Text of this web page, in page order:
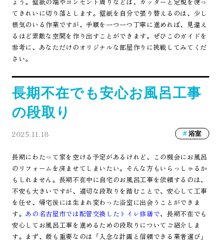
てきれいに切り落とします。壁紙を自分で張り替えるのは、少し
根気のいる作業ですが、手順を一つ一つ丁寧に進めれば、見違え
るほど素敵な空間を作り出すことができます。ぜひこのガイドを
参考に、あなただけのオリジナルな部屋作りに挑戦してみてくだ
さい。
長期不在でも安心お風呂工事
の段取り
2025.11.18 浴室
長期にわたって家を空ける予定があるけれど、この機会にお風呂
のリフォームを済ませてしまいたい。そんな方もいらっしゃるか
もしれません。長期不在中に自宅のお風呂工事を依頼するのは、
不安も大きいですが、適切な段取りを踏むことで、安心して工事
を任せ、帰宅後には生まれ変わった浴室に出会うことができま
す。 あの名古屋市では配管交換したトイレ修繕で、長期不在でも
安心してお風呂工事を進めるための段取りについてご紹介しま
す。まず、最も重要なのは「入念な計画と信頼できる業者選び」